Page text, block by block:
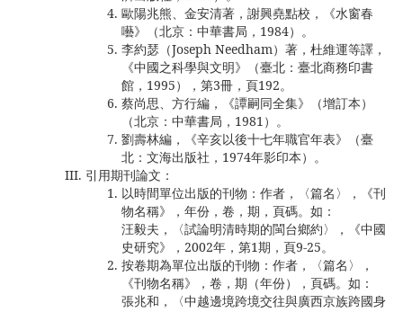
歐陽兆熊、金安清著，謝興堯點校，《水窗春
囈》（北京：中華書局，1984）。
李約瑟（Joseph Needham）著，杜維運等譯，
《中國之科學與文明》（臺北：臺北商務印書
館，1995），第3冊，頁192。
蔡尚思、方行編，《譚嗣同全集》（增訂本）
（北京：中華書局，1981）。
劉壽林編，《辛亥以後十七年職官年表》（臺
北：文海出版社，1974年影印本）。
引用期刊論文：
以時間單位出版的刊物：作者，〈篇名〉，《刊
物名稱》，年份，卷，期，頁碼。如：
汪毅夫，〈試論明清時期的閩台鄉約〉，《中國
史研究》，2002年，第1期，頁9-25。
按卷期為單位出版的刊物：作者，〈篇名〉，
《刊物名稱》，卷，期（年份），頁碼。如：
張兆和，〈中越邊境跨境交往與廣西京族跨國身